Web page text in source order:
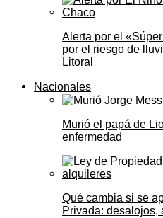
Alerta por el
por el riesgo de
Litoral
Nacionales
Murió el papá de
enfermedad
Qué cambia si se
Privada: